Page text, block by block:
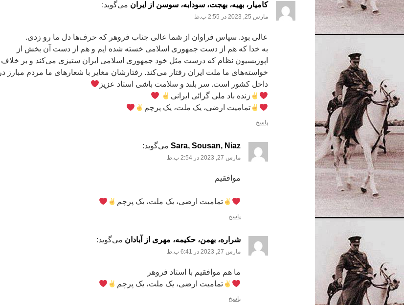
کامیار، بهیه، بهجت، سودابه، سوسن از ایران می‌گوید:
مارس 25, 2023 در 2:55 ب.ظ
عالی بود. سپاس فراوان از شما عالی جناب فروهر که حرف‌ها دل ما رو زدی.
به خدا که هم از دست جمهوری اسلامی خسته شده ایم و هم از دست آن بخش از
اپوزیسیون نظام که درست مثل خود جمهوری اسلامی ایران ستیزی می‌کند و بر خلاف
خواسته‌های ما ملت ایران رفتار می‌کند. رفتارشان مغایر با شعار‌های ما مردم مبارز در
داخل کشور است. سر بلند و سلامت باشی استاد عزیز
زنده باد ملی‌ گرائی ایرانی
تمامیت ارضی، یک ملت، یک پرچم
پاسخ
Sara, Sousan, Niaz می‌گوید:
مارس 27, 2023 در 2:54 ب.ظ
موافقیم
تمامیت ارضی، یک ملت، یک پرچم
پاسخ
شراره، بهمن، حکیمه، مهری از آبادان می‌گوید:
مارس 27, 2023 در 6:41 ب.ظ
ما هم موافقیم با استاد فروهر
تمامیت ارضی، یک ملت، یک پرچم
پاسخ